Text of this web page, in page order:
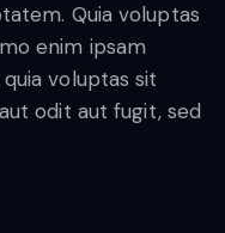
Quia voluptas
enim ipsam
voluptas sit
odit aut fugit, sed